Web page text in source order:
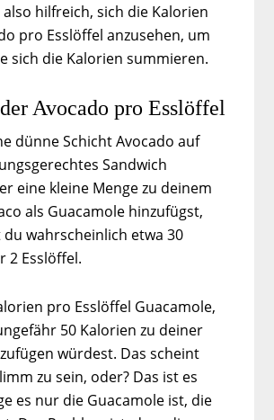
also hilfreich, sich die Kalorien
pro Esslöffel anzusehen, um
sich die Kalorien summieren.
Avocado pro Esslöffel
dünne Schicht Avocado auf
Sandwich
eine kleine Menge zu deinem
als Guacamole hinzufügst,
wahrscheinlich etwa 30
2 Esslöffel.
pro Esslöffel Guacamole,
50 Kalorien zu deiner
würdest. Das scheint
zu sein, oder? Das ist es
es nur die Guacamole ist, die